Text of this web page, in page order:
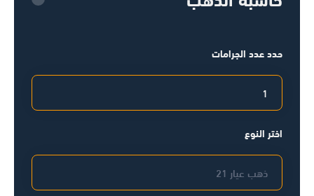
حدد عدد الجرامات
اختر النوع